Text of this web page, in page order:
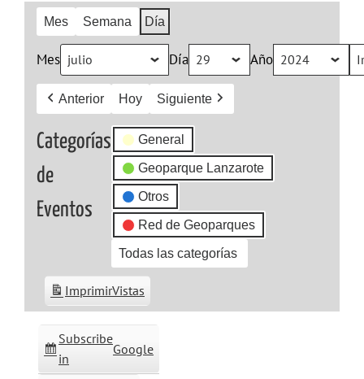
Mes Semana Día
Mes Día Año
Anterior Hoy Siguiente
Categorías
de
Eventos
General
Geoparque Lanzarote
Otros
Red de Geoparques
Todas las categorías
Subscribe
in
Google
ImprimirVistas